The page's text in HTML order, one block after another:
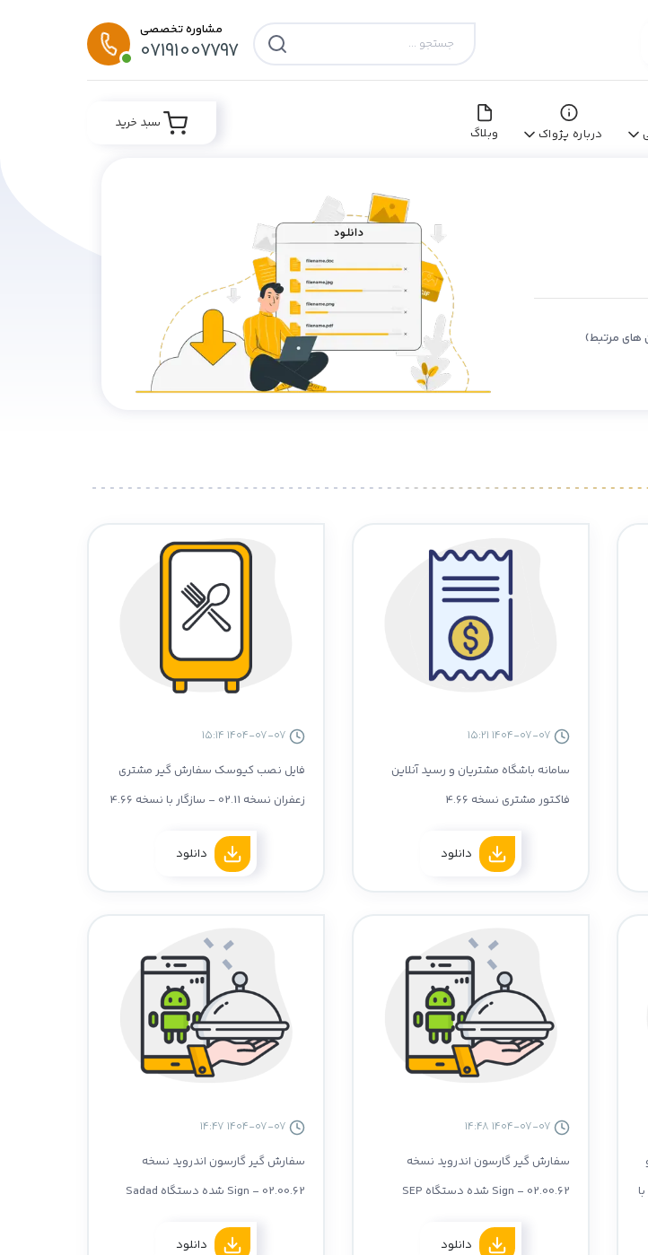
مشاوره تخصصی
07191007797
درباره پژواک وبلاگ
سبد خرید
های مرتبط)
سامانه باشگاه مشتریان و رسید آنلاین
فاکتور مشتری نسخه 4.66
دانلود
فایل نصب کیوسک سفارش گیر مشتری
زعفران نسخه 02.11 - سازگار با نسخه 4.66
دانلود
با
سفارش گیر گارسون اندروید نسخه
02.00.62 - Sign شده دستگاه SEP
دانلود
سفارش گیر گارسون اندروید نسخه
02.00.62 - Sign شده دستگاه Sadad
دانلود